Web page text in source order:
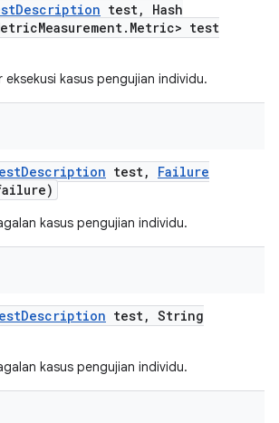
Description test,
Hash
Measurement. Metric> test
eksekusi kasus pengujian individu.
Description test,
Failure
kasus pengujian individu.
Description test, String
kasus pengujian individu.